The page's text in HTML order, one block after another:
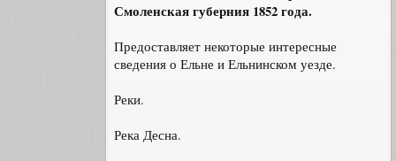
Смоленская губерния 1852 года.
Предоставляет некоторые интересные
сведения о Ельне и Ельнинском уезде.
Реки.
Река Десна.